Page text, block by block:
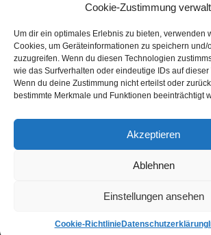
Cookie-Zustimmung
Um dir ein optimales Erlebnis zu bieten, verwenden
Cookies, um Geräteinformationen zu speichern und/
zuzugreifen. Wenn du diesen Technologien
wie das Surfverhalten oder eindeutige IDs auf
Wenn du deine Zustimmung nicht erteilst oder
bestimmte Merkmale und Funktionen beeinträchtigt
Akzeptieren
Ablehnen
Einstellungen ansehen
Cookie-RichtlinieDatenschutzerklärung
Heike Fröhling Ina Glahe Ivo Pala
Leonie Haubrich Lilly Labord Livia
Malin Blunk Marcus Hünnebeck
Melisa Schwermer Nele Bruun Nika
Noah Fitz Nora Amelie René Junge
Subina Giuletti